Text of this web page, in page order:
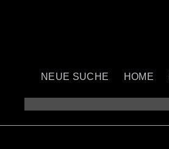
NEUE SUCHE HOME